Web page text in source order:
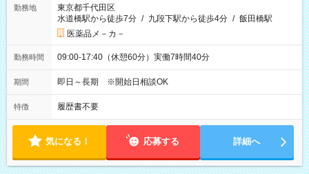
勤務地
東京都千代田区
水道橋駅から徒歩7分 / 九段下駅から徒歩4分 / 飯田橋駅
医薬品メ－カ－
勤務時間 09:00-17:40（休憩60分）実働7時間40分
期間 即日～長期 ※開始日相談OK
特徴 履歴書不要
気になる！ 応募する 詳細へ